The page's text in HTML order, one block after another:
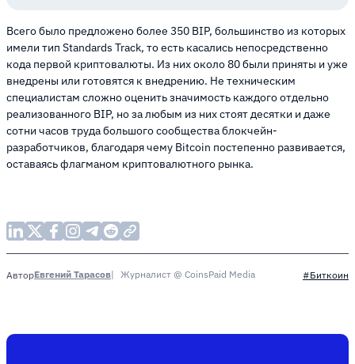
Всего было предложено более 350 BIP, большинство из которых
имели тип Standards Track, то есть касались непосредственно
кода первой криптовалюты. Из них около 80 были приняты и уже
внедрены или готовятся к внедрению. Не техническим
специалистам сложно оценить значимость каждого отдельно
реализованного BIP, но за любым из них стоят десятки и даже
сотни часов труда большого сообщества блокчейн-
разработчиков, благодаря чему Bitcoin постепенно развивается,
оставаясь флагманом криптовалютного рынка.
АвторЕвгений Тарасов Журналист @ CoinsPaid Media #Биткоин